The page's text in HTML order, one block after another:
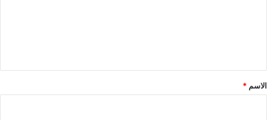
*
الاسم *